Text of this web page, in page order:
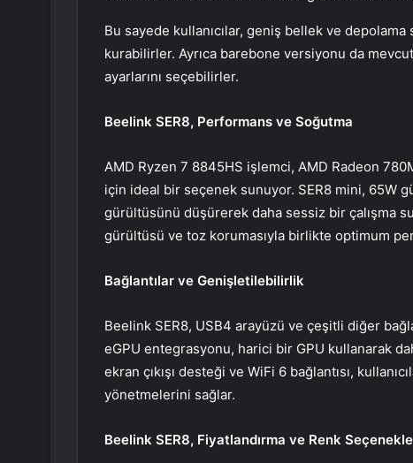
Bu sayede kullanıcılar, geniş bellek ve
kurabilirler. Ayrıca barebone versiyonu da
ayarlarını seçebilirler.
Beelink SER8, Performans ve Soğutma
AMD Ryzen 7 8845HS işlemci, AMD Radeon
için ideal bir seçenek sunuyor. SER8 mini, 65W
gürültüsünü düşürerek daha sessiz bir çalışma
gürültüsü ve toz korumasıyla birlikte optimum
Bağlantılar ve Genişletilebilirlik
Beelink SER8, USB4 arayüzü ve çeşitli diğer
eGPU entegrasyonu, harici bir GPU kullanarak
ekran çıkışı desteği ve WiFi 6 bağlantısı,
yönetmelerini sağlar.
Beelink SER8, Fiyatlandırma ve Renk